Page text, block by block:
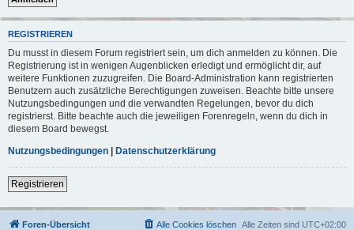
REGISTRIEREN
Du musst in diesem Forum registriert sein, um dich anmelden zu können. Die
Registrierung ist in wenigen Augenblicken erledigt und ermöglicht dir, auf
weitere Funktionen zuzugreifen. Die Board-Administration kann registrierten
Benutzern auch zusätzliche Berechtigungen zuweisen. Beachte bitte unsere
Nutzungsbedingungen und die verwandten Regelungen, bevor du dich
registrierst. Bitte beachte auch die jeweiligen Forenregeln, wenn du dich in
diesem Board bewegst.
Nutzungsbedingungen | Datenschutzerklärung
Registrieren
Foren-Übersicht Alle Zeiten sind UTC+02:00
Alle Cookies löschen